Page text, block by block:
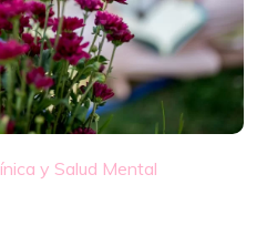
y Salud Mental